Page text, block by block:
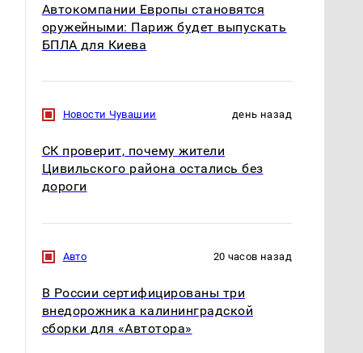
Автокомпании Европы становятся
оружейными: Париж будет выпускать
БПЛА для Киева
Новости Чувашии день назад
СК проверит, почему жители
Цивильского района остались без
дороги
Авто 20 часов назад
В России сертифицированы три
внедорожника калининградской
сборки для «Автотора»